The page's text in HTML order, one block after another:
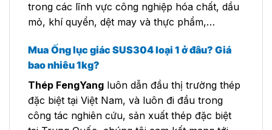
trong các lĩnh vực công nghiệp hóa chất, dầu
mỏ, khí quyển, dệt may và thực phẩm,…
Mua Ống lục giác SUS304 loại 1 ở đâu? Giá
bao nhiêu 1kg?
Thép FengYang luôn dẫn đầu thị trường thép
đặc biệt tại Việt Nam, và luôn đi đầu trong
công tác nghiên cứu, sản xuất thép đặc biệt